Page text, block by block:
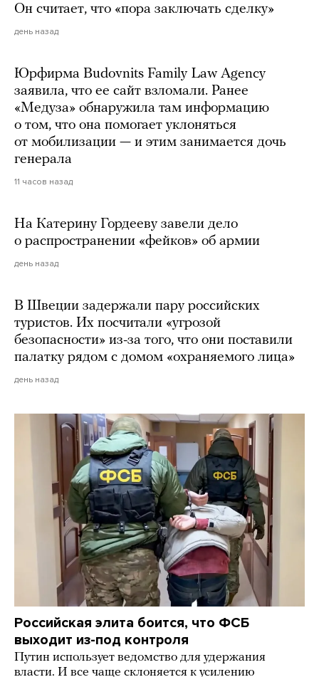
Он считает, что «пора заключать сделку»
день назад
Юрфирма Budovnits Family Law Agency
заявила, что ее сайт взломали. Ранее
«Медуза» обнаружила там информацию
о том, что она помогает уклоняться
от мобилизации — и этим занимается дочь
генерала
11 часов назад
На Катерину Гордееву завели дело
о распространении «фейков» об армии
день назад
В Швеции задержали пару российских
туристов. Их посчитали «угрозой
безопасности» из-за того, что они поставили
палатку рядом с домом «охраняемого лица»
день назад
Российская элита боится, что ФСБ
выходит из-под контроля
Путин использует ведомство для удержания
власти. И все чаще склоняется к усилению